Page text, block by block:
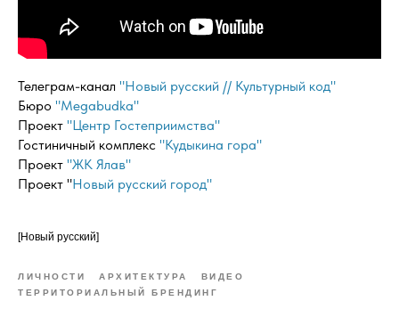
Телеграм-канал "Новый русский // Культурный код"
Бюро "Megabudka"
Проект "Центр Гостеприимства"
Гостиничный комплекс "Кудыкина гора"
Проект "ЖК Ялав"
Проект "Новый русский город"
[Новый русский]
ЛИЧНОСТИ АРХИТЕКТУРА
ВИДЕО
ТЕРРИТОРИАЛЬНЫЙ БРЕНДИНГ